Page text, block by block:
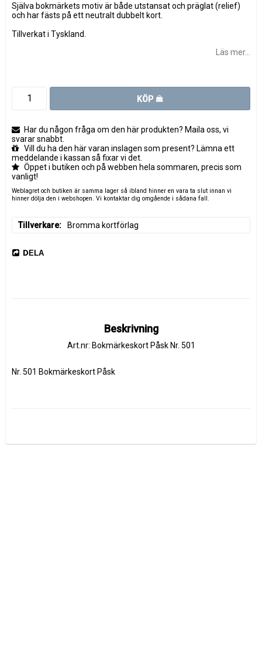
Själva bokmärkets motiv är både utstansat och präglat (relief)
och har fästs på ett neutralt dubbelt kort.
Tillverkat i Tyskland.
Läs mer...
KÖP
Har du någon fråga om den här produkten? Maila oss, vi
svarar snabbt.
Vill du ha den här varan inslagen som present? Lämna ett
meddelande i kassan så fixar vi det.
Öppet i butiken och på webben hela sommaren, precis som
vanligt!
Weblagret och butiken är samma lager så ibland hinner en vara ta slut innan vi
hinner dölja den i webshopen. Vi kontaktar dig omgående i sådana fall.
Tillverkare Bromma kortförlag
DELA
Beskrivning
Art.nr: Bokmärkeskort Påsk Nr. 501
Nr. 501 Bokmärkeskort Påsk